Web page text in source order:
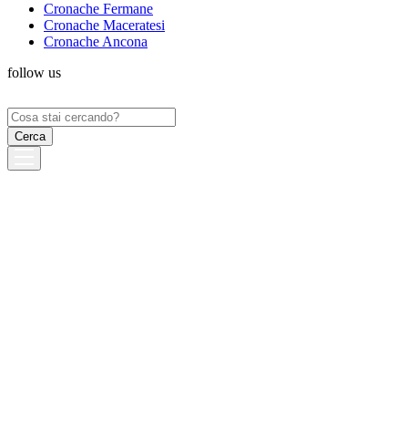
Cronache Fermane
Cronache Maceratesi
Cronache Ancona
follow us
Ricerca
per: